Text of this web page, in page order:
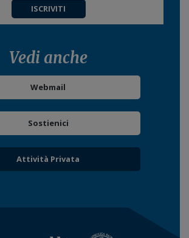
ISCRIVITI
Vedi anche
Webmail
Sostienici
Attività Privata